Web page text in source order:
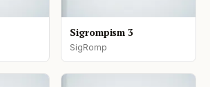
Sigrompism 3
SigRomp